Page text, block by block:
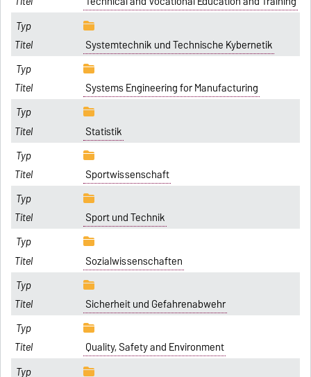
Systemtechnik und Technische Kybernetik
Systems Engineering for Manufacturing
Statistik
Sportwissenschaft
Sport und Technik
Sozialwissenschaften
Sicherheit und Gefahrenabwehr
Quality, Safety and Environment